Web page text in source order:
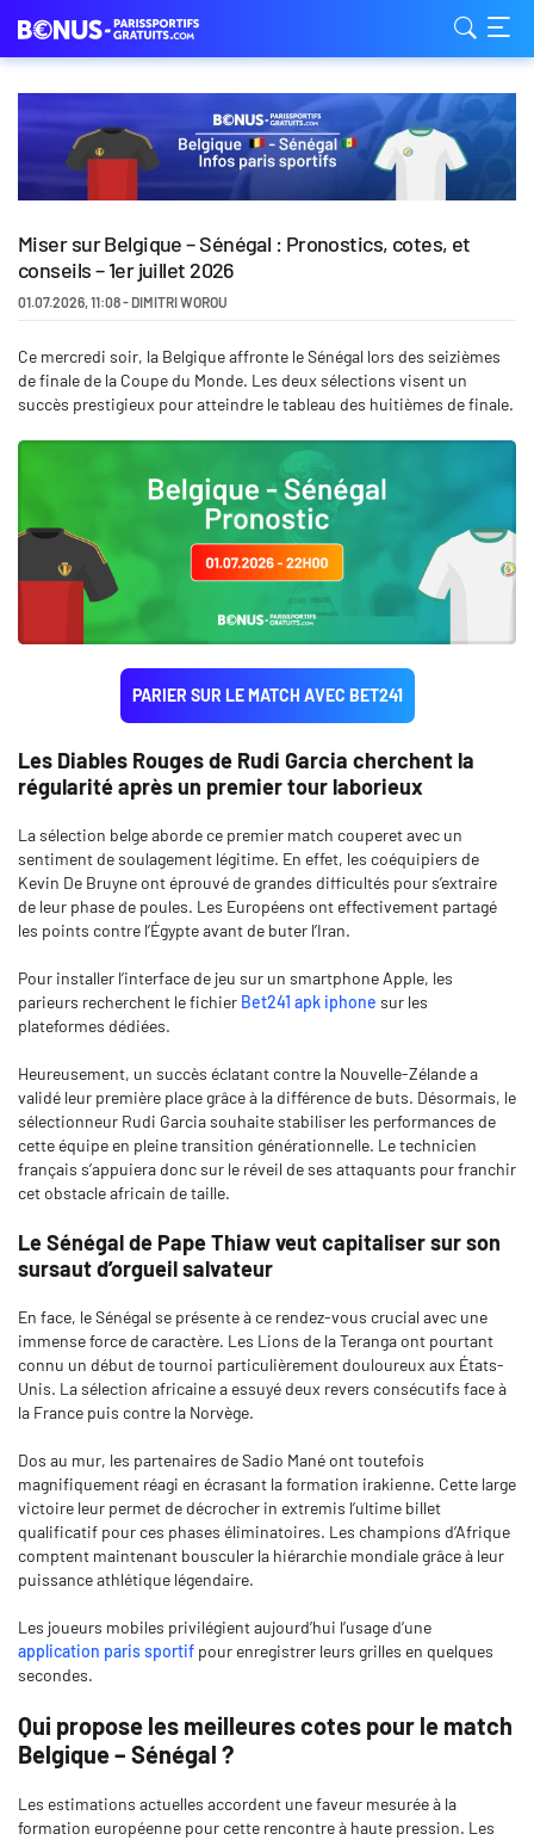
Miser sur Belgique – Sénégal : Pronostics, cotes, et
conseils – 1er juillet 2026
01.07.2026,11:08- DIMITRI WOROU
Ce mercredi soir, la Belgique affronte le Sénégal lors des seizièmes
de finale de la Coupe du Monde. Les deux sélections visent un
succès prestigieux pour atteindre le tableau des huitièmes de finale.
PARIER SUR LE MATCH AVEC BET241
Les Diables Rouges de Rudi Garcia cherchent la
régularité après un premier tour laborieux
La sélection belge aborde ce premier match couperet avec un
sentiment de soulagement légitime. En effet, les coéquipiers de
Kevin De Bruyne ont éprouvé de grandes difficultés pour s’extraire
de leur phase de poules. Les Européens ont effectivement partagé
les points contre l’Égypte avant de buter l’Iran.
Pour installer l’interface de jeu sur un smartphone Apple, les
parieurs recherchent le fichier Bet241 apk iphone sur les
plateformes dédiées.
Heureusement, un succès éclatant contre la Nouvelle-Zélande a
validé leur première place grâce à la différence de buts. Désormais, le
sélectionneur Rudi Garcia souhaite stabiliser les performances de
cette équipe en pleine transition générationnelle. Le technicien
français s’appuiera donc sur le réveil de ses attaquants pour franchir
cet obstacle africain de taille.
Le Sénégal de Pape Thiaw veut capitaliser sur son
sursaut d’orgueil salvateur
En face, le Sénégal se présente à ce rendez-vous crucial avec une
immense force de caractère. Les Lions de la Teranga ont pourtant
connu un début de tournoi particulièrement douloureux aux États-
Unis. La sélection africaine a essuyé deux revers consécutifs face à
la France puis contre la Norvège.
Dos au mur, les partenaires de Sadio Mané ont toutefois
magnifiquement réagi en écrasant la formation irakienne. Cette large
victoire leur permet de décrocher in extremis l’ultime billet
qualificatif pour ces phases éliminatoires. Les champions d’Afrique
comptent maintenant bousculer la hiérarchie mondiale grâce à leur
puissance athlétique légendaire.
Les joueurs mobiles privilégient aujourd’hui l’usage d’une
application paris sportif pour enregistrer leurs grilles en quelques
secondes.
Qui propose les meilleures cotes pour le match
Belgique – Sénégal ?
Les estimations actuelles accordent une faveur mesurée à la
formation européenne pour cette rencontre à haute pression. Les